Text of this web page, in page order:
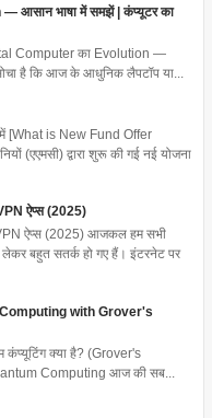
आसान भाषा में समझें | कंप्यूटर का
Computer का Evolution —
है कि आज के आधुनिक लैपटॉप या...
[What is New Fund Offer
(एएमसी) द्वारा शुरू की गई नई योजना
ऐप्स (2025)
ऐप्स (2025) आजकल हम सभी
लेकर बहुत सतर्क हो गए हैं। इंटरनेट पर
Computing with Grover's
क्या है? (Grover's
Computing आज की सब...